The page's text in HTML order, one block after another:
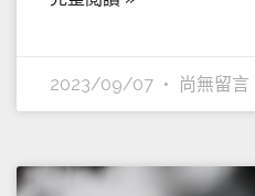
2023/09/07 尚無留言